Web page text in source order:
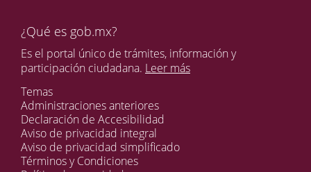
¿Qué es gob.mx?
Es el portal único de trámites, información y
participación ciudadana. Leer más
Temas
Administraciones anteriores
Declaración de Accesibilidad
Aviso de privacidad integral
Aviso de privacidad simplificado
Términos y Condiciones